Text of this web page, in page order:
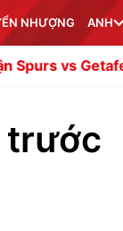
NHƯỢNG ANH
De Zerbi duy trì
trước